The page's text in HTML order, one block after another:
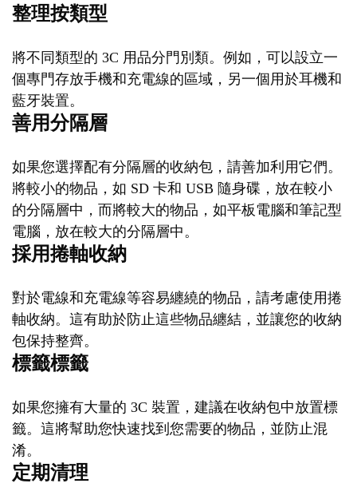
整理按類型
將不同類型的 3C 用品分門別類。例如，可以設立一
個專門存放手機和充電線的區域，另一個用於耳機和
藍牙裝置。
善用分隔層
如果您選擇配有分隔層的收納包，請善加利用它們。
將較小的物品，如 SD 卡和 USB 隨身碟，放在較小
的分隔層中，而將較大的物品，如平板電腦和筆記型
電腦，放在較大的分隔層中。
採用捲軸收納
對於電線和充電線等容易纏繞的物品，請考慮使用捲
軸收納。這有助於防止這些物品纏結，並讓您的收納
包保持整齊。
標籤標籤
如果您擁有大量的 3C 裝置，建議在收納包中放置標
籤。這將幫助您快速找到您需要的物品，並防止混
淆。
定期清理